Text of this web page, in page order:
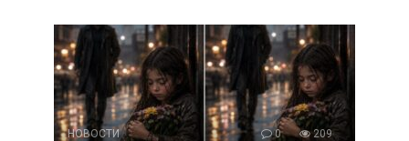
НОВОСТИ 0 209